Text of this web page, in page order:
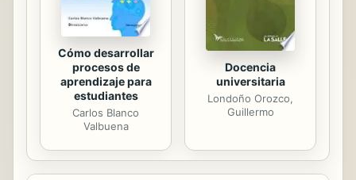
Cómo desarrollar
procesos de
aprendizaje para
estudiantes
Carlos Blanco
Valbuena
Docencia
universitaria
Londoño Orozco,
Guillermo